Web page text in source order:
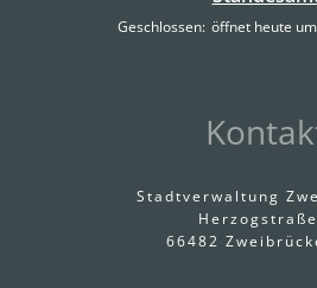
Klicken, um weitere
Geschlossen: öffnet heute
Stadtverwaltung
66482